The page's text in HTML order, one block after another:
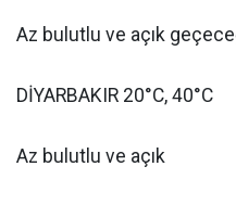
Az bulutlu ve açık
DİYARBAKIR 20°C, 40°C
Az bulutlu ve açık